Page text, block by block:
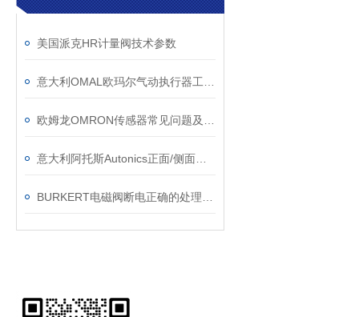
美国派克HR计量阀技术参数